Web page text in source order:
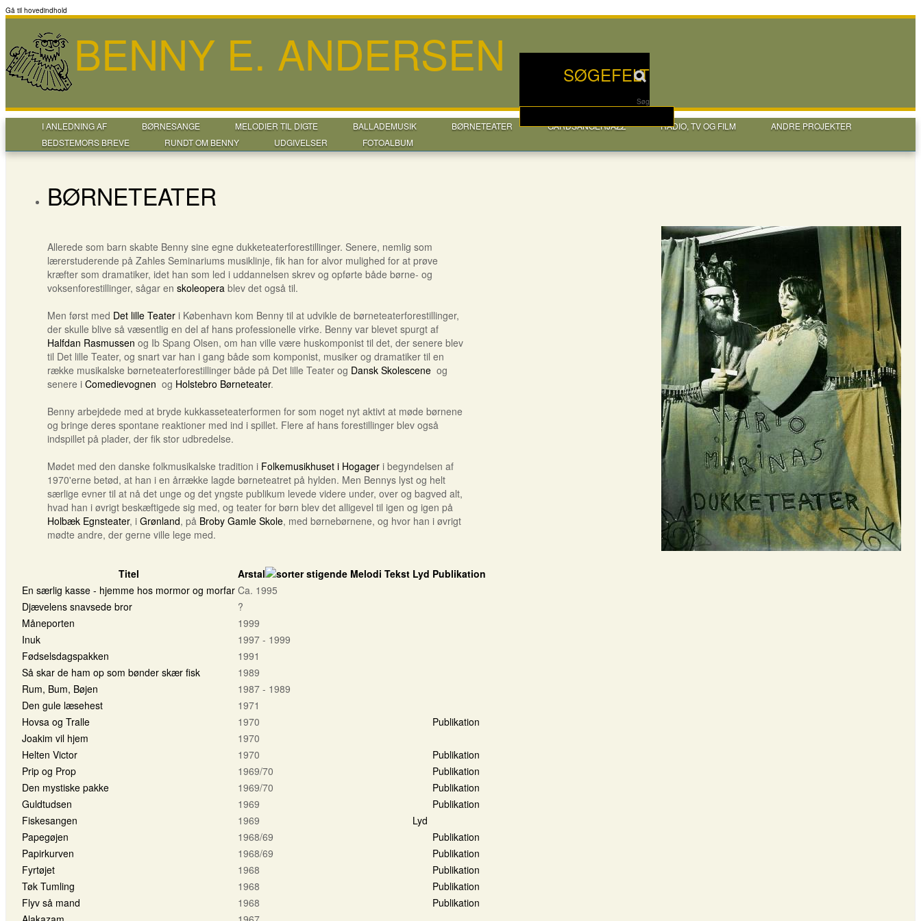
Gå til hovedindhold
SØGEFELT
Søg
BENNY E. ANDERSEN
I ANLEDNING AF BØRNESANGE MELODIER TIL DIGTE BALLADEMUSIK BØRNETEATER GÅRDSANGERJAZZ RADIO, TV OG FILM
ANDRE PROJEKTER
BEDSTEMORS BREVE
RUNDT OM BENNY UDGIVELSER FOTOALBUM
BØRNETEATER
Allerede som barn skabte Benny sine egne dukketeaterforestillinger. Senere, nemlig som
lærerstuderende på Zahles Seminariums musiklinje, fik han for alvor mulighed for at prøve
kræfter som dramatiker, idet han som led i uddannelsen skrev og opførte både børne- og
voksenforestillinger, sågar en skoleopera blev det også til.
Men først med Det lille Teater i København kom Benny til at udvikle de børneteaterforestillinger,
der skulle blive så væsentlig en del af hans professionelle virke. Benny var blevet spurgt af
Halfdan Rasmussen og Ib Spang Olsen, om han ville være huskomponist til det, der senere blev
til Det lille Teater, og snart var han i gang både som komponist, musiker og dramatiker til en
række musikalske børneteaterforestillinger både på Det lille Teater og Dansk Skolescene og
senere i Comedievognen og Holstebro Børneteater.
Benny arbejdede med at bryde kukkasseteaterformen for som noget nyt aktivt at møde børnene
og bringe deres spontane reaktioner med ind i spillet. Flere af hans forestillinger blev også
indspillet på plader, der fik stor udbredelse.
Mødet med den danske folkmusikalske tradition i Folkemusikhuset i Hogager i begyndelsen af
1970'erne betød, at han i en årrække lagde børneteatret på hylden. Men Bennys lyst og helt
særlige evner til at nå det unge og det yngste publikum levede videre under, over og bagved alt,
hvad han i øvrigt beskæftigede sig med, og teater for børn blev det alligevel til igen og igen på
Holbæk Egnsteater, i Grønland, på Broby Gamle Skole, med børnebørnene, og hvor han i øvrigt
mødte andre, der gerne ville lege med.
Titel Arstal Melodi Tekst Lyd Publikation
En særlig kasse - hjemme hos mormor og morfar Ca. 1995
Djævelens snavsede bror
?
Måneporten
1999
Inuk
1997 - 1999
Fødselsdagspakken
1991
Så skar de ham op som bønder skær fisk
1989
Rum, Bum, Bøjen
1987 - 1989
Den gule læsehest
1971
Hovsa og Tralle
1970
Publikation
Joakim vil hjem
1970
Helten Victor
1970
Publikation
Prip og Prop
1969/70
Publikation
Den mystiske pakke
1969/70
Publikation
Guldtudsen
1969
Publikation
Fiskesangen
1969
Lyd
Papegøjen
1968/69
Publikation
Papirkurven
1968/69
Publikation
Fyrtøjet
1968
Publikation
Tøk Tumling
1968
Publikation
Flyv så mand
1968
Publikation